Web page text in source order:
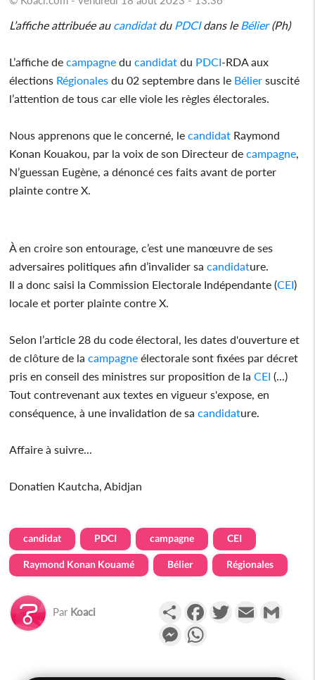
L’affiche attribuée au candidatdu PDCIdans le Bélier(Ph)
L’affiche decampagne ducandidat du PDCI-RDA aux
élections Régionales du 02 septembre dans le Bélier suscité
l’attention de tous car elle viole les règles électorales.
Nous apprenons que le concerné, lecandidat Raymond
Konan Kouakou, par la voix de son Directeur decampagne
N’guessan Eugène, a dénoncé ces faits avant de porter
plainte contre X.
À en croire son entourage, c’est une manœuvre de ses
adversaires politiques afin d’invalider sacandidature.
Il a donc saisi la Commission Electorale Indépendante (CEI)
locale et porter plainte contre X.
Selon l’article 28 du code électoral, les dates d'ouverture et
de clôture de lacampagne électorale sont fixées par décret
pris en conseil des ministres sur proposition de laCEI (...)
Tout contrevenant aux textes en vigueur s'expose, en
conséquence, à une invalidation de sacandidature.
Affaire à suivre...
Donatien Kautcha, Abidjan
candidat PDCI campagne CEI
Raymond Konan Kouamé Bélier Régionales
Par Koaci PartagerFacebookTwitterEmail
Messenger